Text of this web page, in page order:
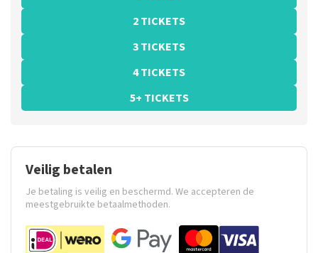
2 TICKETS
3 TICKETS
4 TICKETS
5+ TICKETS
Veilig betalen
Je betaling is veilig en beschermd. We accepteren de
meestgebruikte betaalmethoden.